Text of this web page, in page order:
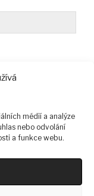
médií a analýze
nebo odvolání
a funkce webu.